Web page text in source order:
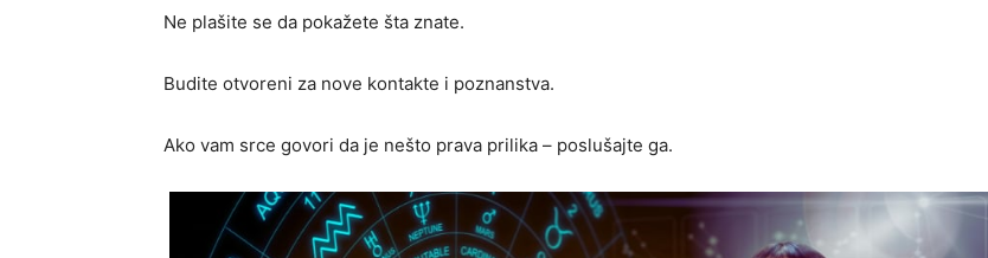
Ne plašite se da pokažete šta znate.
Budite otvoreni za nove kontakte i poznanstva.
Ako vam srce govori da je nešto prava prilika – poslušajte ga.